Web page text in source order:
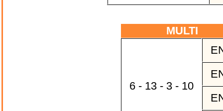
MULTI
6 - 13 - 3 - 10